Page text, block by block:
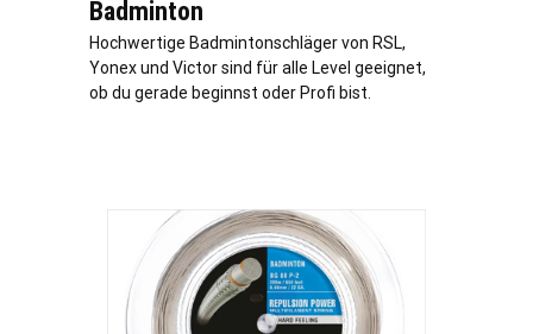
Badminton
Hochwertige Badmintonschläger von RSL,
Yonex und Victor sind für alle Level geeignet,
ob du gerade beginnst oder Profi bist.